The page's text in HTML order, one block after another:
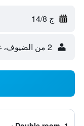
ج 14/8
2 من الضيوف، غرفة واحدة